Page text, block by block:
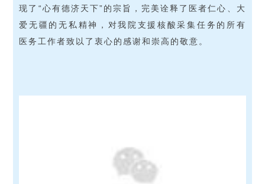
现了“心有德济天下”的宗旨，完美诠释了医者仁心、大
爱无疆的无私精神，对我院支援核酸采集任务的所有
医务工作者致以了衷心的感谢和崇高的敬意。